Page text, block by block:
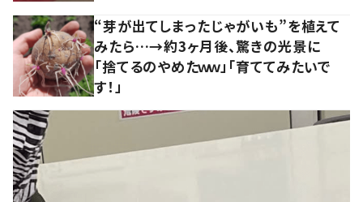
“芽が出てしまったじゃがいも”を植えて
みたら…→約3ヶ月後、驚きの光景に
「捨てるのやめたｗｗ」「育ててみたいで
す！」